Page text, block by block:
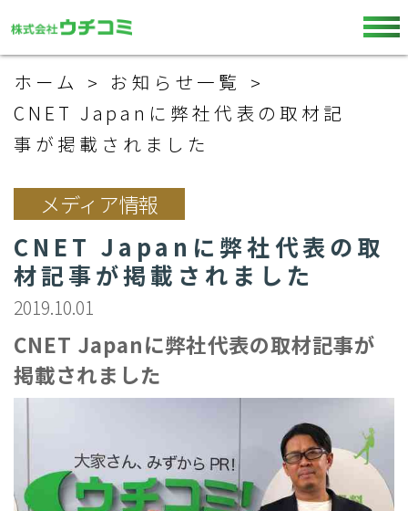
ホーム
お知らせ一覧
CNET Japanに弊社代表の取材記
事が掲載されました
メディア情報
CNET Japanに弊社代表の取
材記事が掲載されました
2019.10.01
CNET Japanに弊社代表の取材記事が
掲載されました